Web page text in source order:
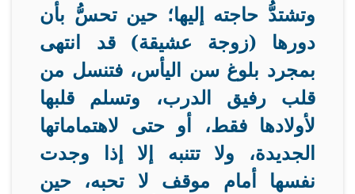
وتشتدُّ حاجته إليها؛ حين تحسُّ بأن
دورها (زوجة عشيقة) قد انتهى
بمجرد بلوغ سن اليأس، فتنسل من
قلب رفيق الدرب، وتسلم قلبها
لأولادها فقط، أو حتى لاهتماماتها
الجديدة، ولا تتنبه إلا إذا وجدت
نفسها أمام موقف لا تحبه، حين